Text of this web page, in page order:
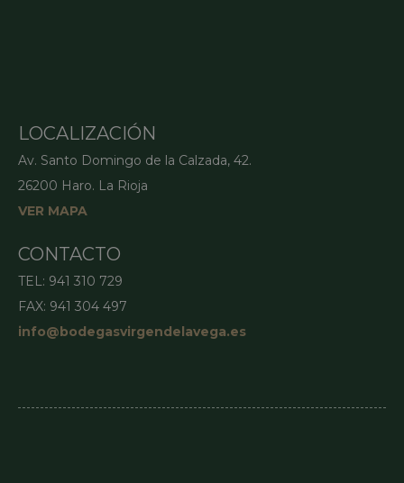
LOCALIZACIÓN
Av. Santo Domingo de la Calzada, 42.
26200 Haro. La Rioja
VER MAPA
CONTACTO
TEL: 941 310 729
FAX: 941 304 497
info@bodegasvirgendelavega.es